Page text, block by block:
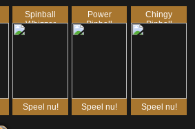
Spinball
Whizzer
Speel nu!
Power
Pinball
Speel nu!
Chingy
Pinball
Speel nu!